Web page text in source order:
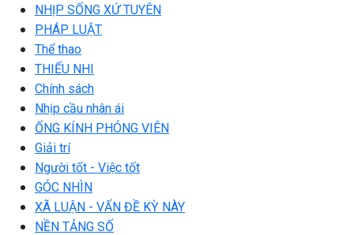
NHỊP SỐNG XỨ TUYÊN
PHÁP LUẬT
Thể thao
THIẾU NHI
Chính sách
Nhịp cầu nhân ái
ỐNG KÍNH PHÓNG VIÊN
Giải trí
Người tốt - Việc tốt
GÓC NHÌN
XÃ LUẬN - VẤN ĐỀ KỲ NÀY
NỀN TẢNG SỐ